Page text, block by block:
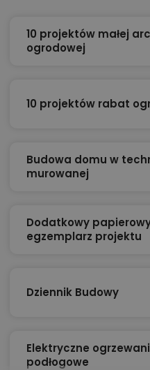
10 projektów małej
ogrodowej
10 projektów rabat
Budowa domu w
murowanej
Dodatkowy
egzemplarz projektu
Dziennik Budowy
Elektryczne
podłogowe